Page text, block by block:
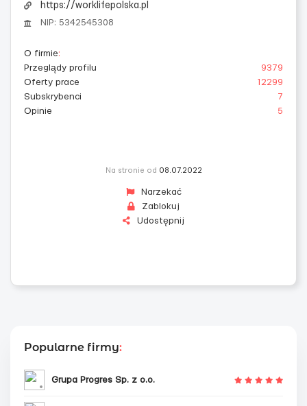
https://worklifepolska.pl
NIP: 5342545308
O firmie:
Przeglądy profilu
9379
Oferty prace
12299
Subskrybenci
7
Opinie
5
Na stronie od 08.07.2022
Narzekać
Zablokuj
Udostępnij
Popularne firmy:
Grupa Progres Sp. z o.o.